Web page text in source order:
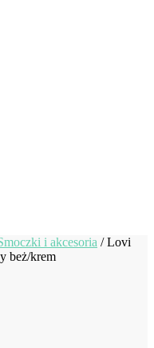
i akcesoria /Lovi
beż/krem